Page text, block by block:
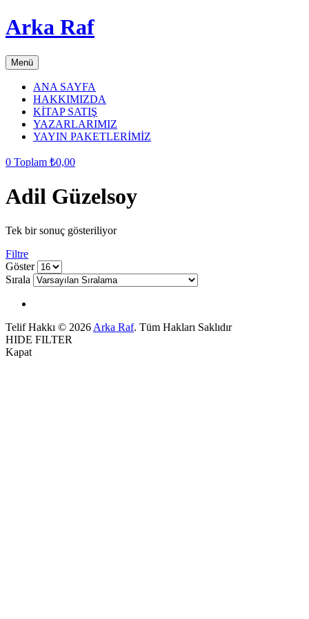
Arka Raf
Menü
ANA SAYFA
HAKKIMIZDA
KİTAP SATIŞ
YAZARLARIMIZ
YAYIN PAKETLERİMİZ
0 Toplam ₺0,00
Adil Güzelsoy
Tek bir sonuç gösteriliyor
Filtre
grid
button
list
button
Göster
Sırala
Telif Hakkı © 2026 Arka Raf. Tüm Hakları Saklıdır
HIDE FILTER
Kapat